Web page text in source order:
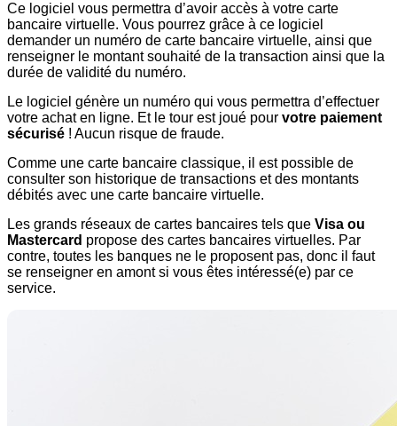
Ce logiciel vous permettra d’avoir accès à votre carte
bancaire virtuelle. Vous pourrez grâce à ce logiciel
demander un numéro de carte bancaire virtuelle, ainsi que
renseigner le montant souhaité de la transaction ainsi que la
durée de validité du numéro.
Le logiciel génère un numéro qui vous permettra d’effectuer
votre achat en ligne. Et le tour est joué pour votre paiement
sécurisé ! Aucun risque de fraude.
Comme une carte bancaire classique, il est possible de
consulter son historique de transactions et des montants
débités avec une carte bancaire virtuelle.
Les grands réseaux de cartes bancaires tels que Visa ou
Mastercard propose des cartes bancaires virtuelles. Par
contre, toutes les banques ne le proposent pas, donc il faut
se renseigner en amont si vous êtes intéressé(e) par ce
service.